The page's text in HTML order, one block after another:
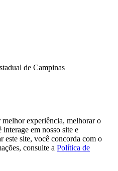
de Campinas
experiência, melhorar o
em nosso site e
este site, você concorda com o
consulte a Política de